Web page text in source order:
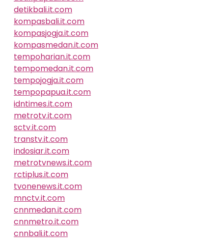
detikbali.it.com
kompasbali.it.com
kompasjogja.it.com
kompasmedan.it.com
tempoharian.it.com
tempomedan.it.com
tempojogja.it.com
tempopapua.it.com
idntimes.it.com
metrotv.it.com
sctv.it.com
transtv.it.com
indosiar.it.com
metrotvnews.it.com
rctiplus.it.com
tvonenews.it.com
mnctv.it.com
cnnmedan.it.com
cnnmetro.it.com
cnnbali.it.com